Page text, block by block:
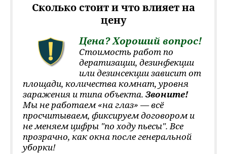
Сколько стоит и что влияет на
цену
Цена? Хороший вопрос!
Стоимость работ по
дератизации, дезинфекции
или дезинсекции зависит от
площади, количества комнат, уровня
заражения и типа объекта. Звоните!
Мы не работаем «на глаз» — всё
просчитываем, фиксируем договором и
не меняем цифры "по ходу пьесы". Все
прозрачно, как окна после генеральной
уборки!